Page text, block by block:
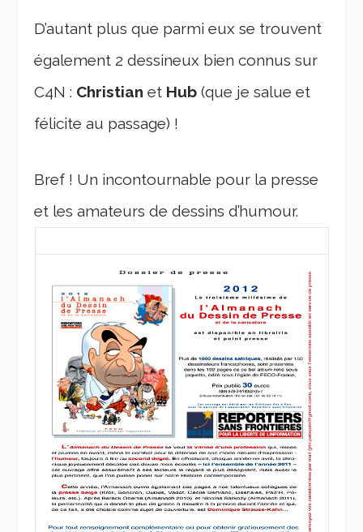
D’autant plus que parmi eux se trouvent
également 2 dessineux bien connus sur
C4N : Christian et Hub (que je salue et
félicite au passage) !
Bref ! Un incontournable pour la presse
et les amateurs de dessins d’humour.